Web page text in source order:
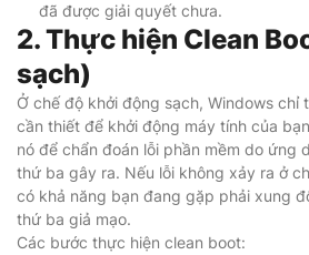
đã được giải quyết chưa.
2. Thực hiện Clean
sạch)
Ở chế độ khởi động sạch, Windows chỉ
cần thiết để khởi động máy tính của
nó để chẩn đoán lỗi phần mềm do ứng
thứ ba gây ra. Nếu lỗi không xảy ra ở
có khả năng bạn đang gặp phải xung
thứ ba giả mạo.
Các bước thực hiện clean boot: